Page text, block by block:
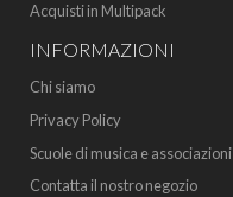
Acquisti in Multipack
INFORMAZIONI
Chi siamo
Privacy Policy
Scuole di musica e associazioni
Contatta il nostro negozio